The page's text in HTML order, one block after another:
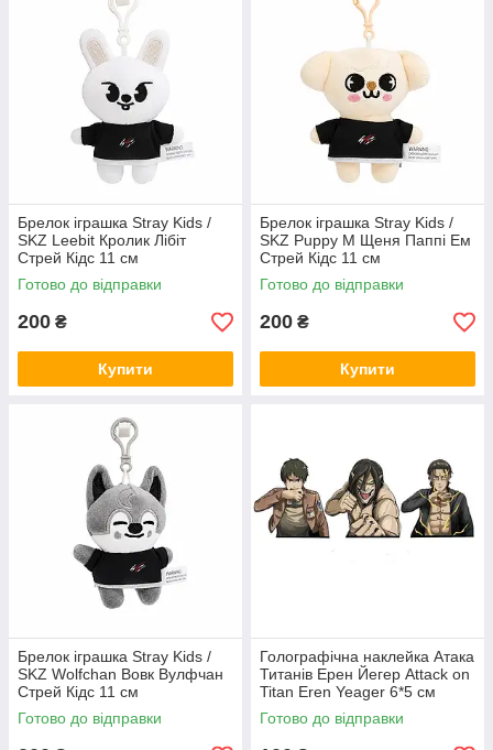
Брелок іграшка Stray Kids /
SKZ Leebit Кролик Лібіт
Стрей Кідс 11 см
Готово до відправки
200 ₴
Купити
Брелок іграшка Stray Kids /
SKZ Puppy M Щеня Паппі Ем
Стрей Кідс 11 см
Готово до відправки
200 ₴
Купити
Брелок іграшка Stray Kids /
SKZ Wolfchan Вовк Вулфчан
Стрей Кідс 11 см
Готово до відправки
Голографічна наклейка Атака
Титанів Ерен Йегер Attack on
Titan Eren Yeager 6*5 см
Готово до відправки